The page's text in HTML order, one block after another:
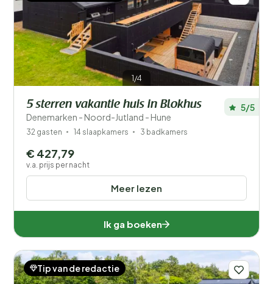
1/4
5 sterren vakantie huis in Blokhus
Denemarken - Noord-Jutland - Hune
5/5
32 gasten 14 slaapkamers 3 badkamers
Meer lezen
€ 427,79
v.a. prijs per nacht
Ik ga boeken
Tip van de redactie